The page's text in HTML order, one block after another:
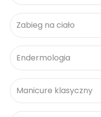
Zabieg na ciało
Endermologia
Manicure klasyczny